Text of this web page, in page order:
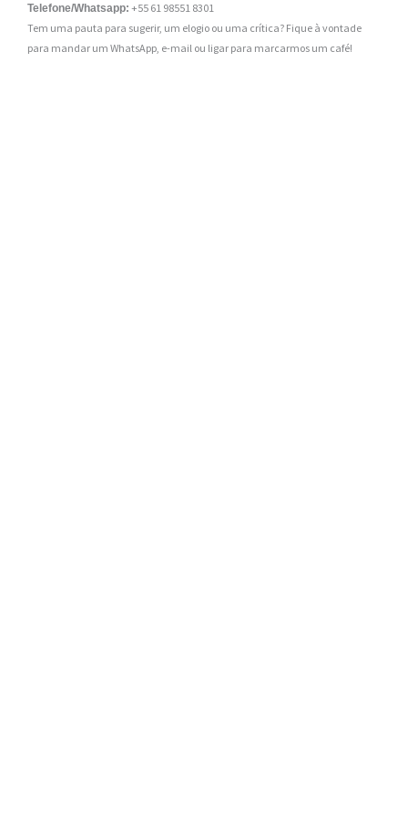
Telefone/Whatsapp: +55 61 98551 8301
Tem uma pauta para sugerir, um elogio ou uma crítica? Fique à vontade
para mandar um WhatsApp, e-mail ou ligar para marcarmos um café!